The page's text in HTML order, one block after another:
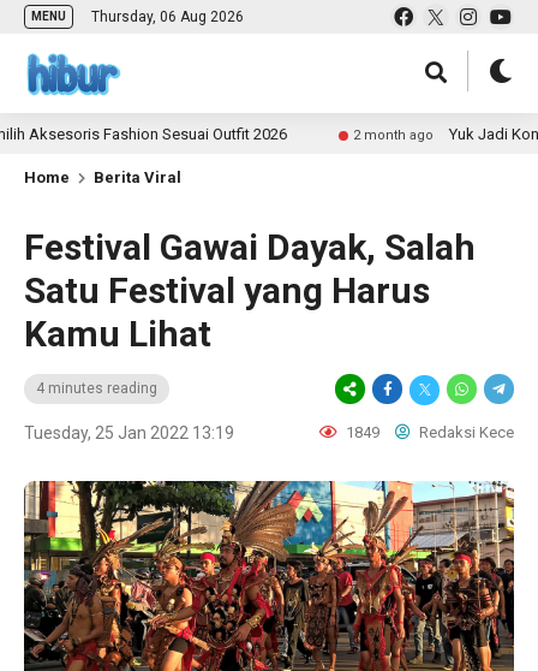
MENU Thursday, 06 Aug 2026
Fashion Sesuai Outfit 2026 2 month ago Yuk Jadi Kontributor
Home Berita Viral
Festival Gawai Dayak, Salah
Satu Festival yang Harus
Kamu Lihat
4 minutes reading
Tuesday, 25 Jan 2022 13:19 1849 Redaksi Kece